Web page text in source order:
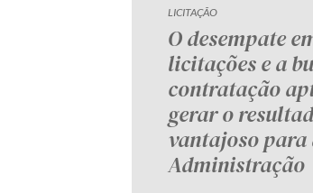
LICITAÇÃO
O desempate
licitações e a
contratação
gerar o
vantajoso para
Administração